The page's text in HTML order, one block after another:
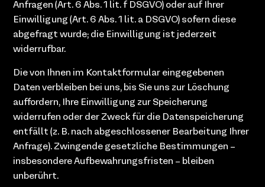
Anfragen (Art. 6 Abs. 1 lit. f DSGVO) oder auf Ihrer
Einwilligung (Art. 6 Abs. 1 lit. a DSGVO) sofern diese
abgefragt wurde; die Einwilligung ist jederzeit
widerrufbar.
Die von Ihnen im Kontaktformular eingegebenen
Daten verbleiben bei uns, bis Sie uns zur Löschung
auffordern, Ihre Einwilligung zur Speicherung
widerrufen oder der Zweck für die Datenspeicherung
entfällt (z. B. nach abgeschlossener Bearbeitung Ihrer
Anfrage). Zwingende gesetzliche Bestimmungen –
insbesondere Aufbewahrungsfristen – bleiben
unberührt.